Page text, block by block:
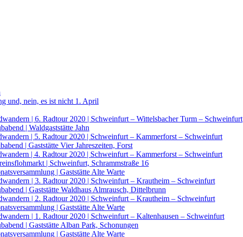
und, nein, es ist nicht 1. April
| 6. Radtour 2020 | Schweinfurt – Wittelsbacher Turm – Schweinfurt
| Waldgaststätte Jahn
| 5. Radtour 2020 | Schweinfurt – Kammerforst – Schweinfurt
| Gaststätte Vier Jahreszeiten, Forst
| 4. Radtour 2020 | Schweinfurt – Kammerforst – Schweinfurt
| Schweinfurt, Schrammstraße 16
| Gaststätte Alte Warte
| 3. Radtour 2020 | Schweinfurt – Krautheim – Schweinfurt
| Gaststätte Waldhaus Almrausch, Dittelbrunn
| 2. Radtour 2020 | Schweinfurt – Krautheim – Schweinfurt
| Gaststätte Alte Warte
| 1. Radtour 2020 | Schweinfurt – Kaltenhausen – Schweinfurt
| Gaststätte Alban Park, Schonungen
| Gaststätte Alte Warte